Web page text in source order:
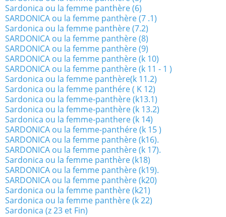
Sardonica ou la femme panthère (6)
SARDONICA ou la femme panthère (7 .1)
Sardonica ou la femme panthère (7.2)
SARDONICA ou la femme panthère (8)
SARDONICA ou la femme panthère (9)
SARDONICA ou la femme panthère (k 10)
SARDONICA ou la femme panthère (k 11 - 1 )
Sardonica ou la femme panthère(k 11.2)
Sardonica ou la femme panthére ( K 12)
Sardonica ou la femme-panthère (k13.1)
Sardonica ou la femme-panthère (k 13.2)
Sardonica ou la femme-panthere (k 14)
SARDONICA ou la femme-panthére (k 15 )
SARDONICA ou la femme panthère (k16).
SARDONICA ou la femme panthère (k 17).
Sardonica ou la femme panthère (k18)
SARDONICA ou la femme panthère (k19).
SARDONICA ou la femme panthère (k20)
Sardonica ou la femme panthère (k21)
Sardonica ou la femme panthère (k 22)
Sardonica (z 23 et Fin)